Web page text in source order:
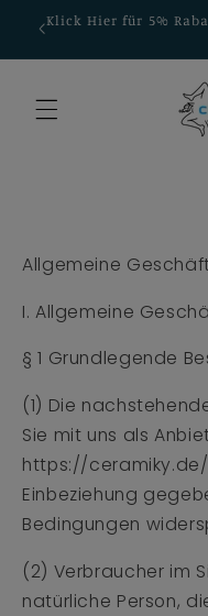
zum
Klick Hier für 5%
Allgemeine
I. Allgemeine
§ 1 Grundlegende
(1) Die
Sie mit uns als
https://
Einbeziehung
Bedingungen
(2) Verbraucher im
natürliche Person,